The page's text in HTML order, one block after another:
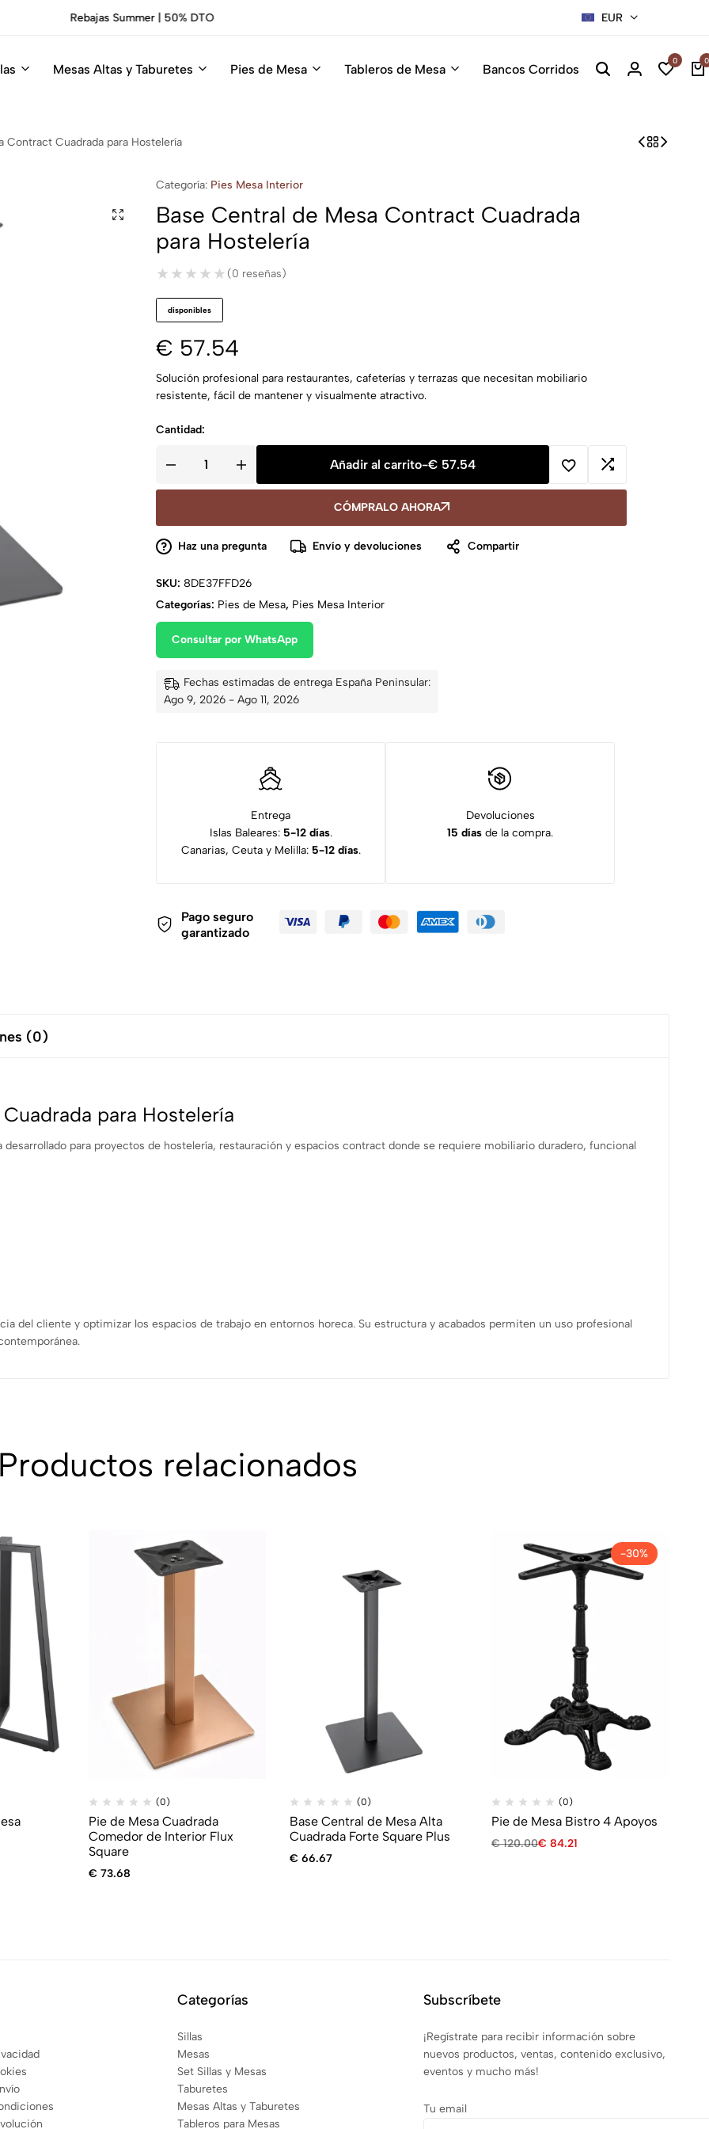
Sillas Premium Hosteleria.Descúbrelas EUR
Mesas Altas y Taburetes Pies de Mesa Tableros de Mesa Bancos Corridos
0 0
Contract Cuadrada para Hostelería
Categoría: Pies Mesa Interior
Base Central de Mesa Contract Cuadrada
para Hostelería
★★★★★
★★★★★ (0 reseñas)
disponibles
€ 57.54
Solución profesional para restaurantes, cafeterías y terrazas que necesitan mobiliario
resistente, fácil de mantener y visualmente atractivo.
Cantidad:
Añadir al carrito-€ 57.54
CÓMPRALO AHORA
Haz una pregunta Envío y devoluciones Compartir
SKU: 8DE37FFD26
Categorías: Pies de Mesa, Pies Mesa Interior
Consultar por WhatsApp
Fechas estimadas de entrega España Peninsular:
Ago 9, 2026 - Ago 11, 2026
Entrega
Islas Baleares: 5-12 días.
Canarias, Ceuta y Melilla: 5-12 días.
Devoluciones
15 días de la compra.
Pago seguro
garantizado
(0)
para Hostelería
desarrollado para proyectos de hostelería, restauración y espacios contract donde se requiere mobiliario duradero, funcional
del cliente y optimizar los espacios de trabajo en entornos horeca. Su estructura y acabados permiten un uso profesional
Productos relacionados
(0)
Pie de Mesa Cuadrada
Comedor de Interior Flux
Square
€ 73.68
(0)
Base Central de Mesa Alta
Cuadrada Forte Square Plus
€ 66.67
-30%
(0)
Pie de Mesa Bistro 4 Apoyos
€120.00€ 84.21
Categorías
Sillas
Mesas
Set Sillas y Mesas
Taburetes
Mesas Altas y Taburetes
Tableros para Mesas
Subscríbete
¡Regístrate para recibir información sobre
nuevos productos, ventas, contenido exclusivo,
eventos y mucho más!
Tu email